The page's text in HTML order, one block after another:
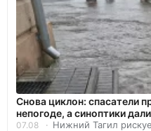
Снова циклон: спасатели
непогоде, а синоптики
07.08 Нижний Тагил